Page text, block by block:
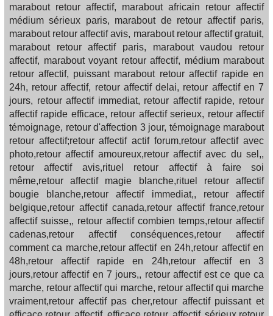
marabout retour affectif, marabout africain retour affectif
médium sérieux paris, marabout de retour affectif paris,
marabout retour affectif avis, marabout retour affectif gratuit,
marabout retour affectif paris, marabout vaudou retour
affectif, marabout voyant retour affectif, médium marabout
retour affectif, puissant marabout retour affectif rapide en
24h, retour affectif, retour affectif delai, retour affectif en 7
jours, retour affectif immediat, retour affectif rapide, retour
affectif rapide efficace, retour affectif serieux, retour affectif
témoignage, retour d'affection 3 jour, témoignage marabout
retour affectif;retour affectif actif forum,retour affectif avec
photo,retour affectif amoureux,retour affectif avec du sel,,
retour affectif avis,rituel retour affectif à faire soi
même,retour affectif magie blanche,rituel retour affectif
bougie blanche,retour affectif immediat,, retour affectif
belgique,retour affectif canada,retour affectif france,retour
affectif suisse,, retour affectif combien temps,retour affectif
cadenas,retour affectif conséquences,retour affectif
comment ca marche,retour affectif en 24h,retour affectif en
48h,retour affectif rapide en 24h,retour affectif en 3
jours,retour affectif en 7 jours,, retour affectif est ce que ca
marche, retour affectif qui marche, retour affectif qui marche
vraiment,retour affectif pas cher,retour affectif puissant et